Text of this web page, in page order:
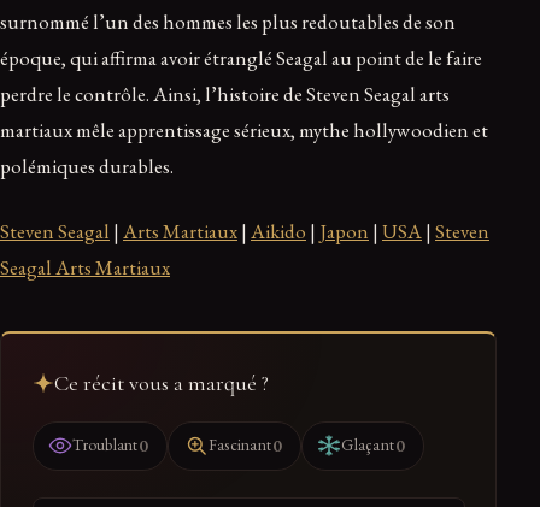
surnommé l’un des hommes les plus redoutables de son
époque, qui affirma avoir étranglé Seagal au point de le faire
perdre le contrôle. Ainsi, l’histoire de Steven Seagal arts
martiaux mêle apprentissage sérieux, mythe hollywoodien et
polémiques durables.
Steven Seagal | Arts Martiaux| Aikido | Japon | USA| Steven
Seagal Arts Martiaux
Ce récit vous a marqué ?
Troublant0 Fascinant0 Glaçant0